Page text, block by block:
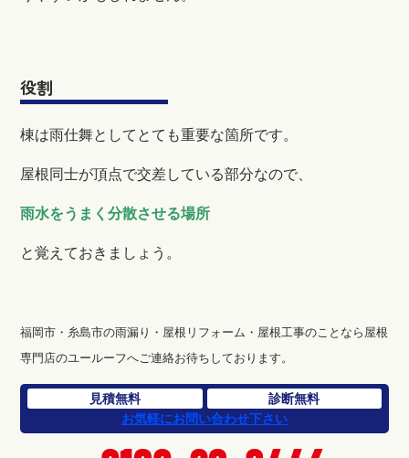
役割
棟は雨仕舞としてとても重要な箇所です。
屋根同士が頂点で交差している部分なので、
雨水をうまく分散させる場所
と覚えておきましょう。
福岡市・糸島市の雨漏り・屋根リフォーム・屋根工事のことなら屋根
専門店のユールーフへご連絡お待ちしております。
見積無料
診断無料
お気軽にお問い合わせ下さい